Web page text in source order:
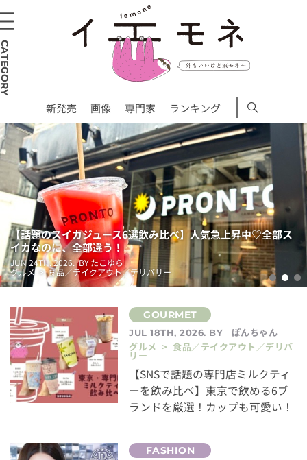
新発売 画像 専門家 ランキング
カジュース6選飲み比べ】人気急上昇中♡全部ス
全部違う！
BY たこゆら
テイクアウト／デリバリー
SNSで話
ないチェ
JUN 9TH,
グルメ > 食
JUL 18TH, 2026. BY
ぽんちゃん
グルメ > 食品／テイクアウト／デリバ
リー
【SNSで話題の専門店ミルクティ
ーを飲み比べ】東京で飲める6ブ
ランドを厳選！カップも可愛い！